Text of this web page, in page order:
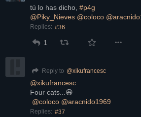
tú lo has dicho, #p4g
@Piky_Nieves @coloco @
Replies: #36
1
Reply to @xikufrancesc
@xikufrancesc
Four cats...😆
@coloco @aracnido1969
Replies: #37